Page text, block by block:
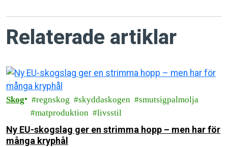
Relaterade artiklar
Skog regnskog skyddaskogen
smutsigpalmolja
matproduktion
livsstil
Ny EU-skogslag ger en strimma hopp – men har för
många kryphål